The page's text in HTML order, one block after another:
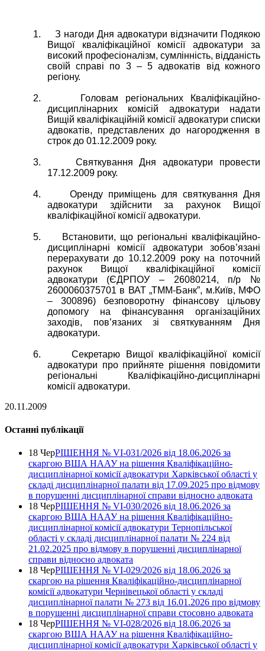
1.
З нагоди Дня адвокатури відзначити Подякою
Вищої кваліфікаційної комісії адвокатури за
високий професіоналізм, сумлінність, відданість
своїй справі по 3 – 5 адвокатів від кожного
регіону.
2.
Головам регіональних Кваліфікаційно-
дисциплінарних комісій адвокатури надати
Вищій кваліфікаційній комісії адвокатури списки
адвокатів, представлених до нагородження в
строк до 01.12.2009 року.
3.
Святкування Дня адвокатури провести
17.12.2009 року.
4.
Оренду приміщень для святкування Дня
адвокатури здійснити за рахунок Вищої
кваліфікаційної комісії адвокатури.
5.
Встановити, що регіональні кваліфікаційно-
дисциплінарні комісії адвокатури зобов’язані
перерахувати до 10.12.2009 року на поточний
рахунок Вищої кваліфікаційної комісії
адвокатури (ЄДРПОУ – 26080214, п/р №
2600060375701 в ВАТ „ТММ-Банк”, м.Київ, МФО
– 300896) безповоротну фінансову цільову
допомогу на фінансування організаційних
заходів, пов’язаних зі святкуванням Дня
адвокатури.
6.
Секретарю Вищої кваліфікаційної комісії
адвокатури про прийняте рішення повідомити
регіональні Кваліфікаційно-дисциплінарні
комісії адвокатури.
20.11.2009
Останні публікації
18 ЧерРІШЕННЯ № VІ-031/2026 від 18.06.2026 за
скаргою ВША НААУ на рішення Кваліфікаційно-
дисциплінарної комісії адвокатури Харківської області у
складі дисциплінарної палати від 17.09.2025 про відмову
в порушенні дисциплінарної справи відносно адвоката
18 ЧерРІШЕННЯ № VІ-030/2026 від 18.06.2026 за
скаргою ВША НААУ на рішення Кваліфікаційно-
дисциплінарної комісії адвокатури Тернопільської
області у складі дисциплінарної палати № 224 від
21.02.2025 про відмову в порушенні дисциплінарної
справи відносно адвоката
18 ЧерРІШЕННЯ № VІ-029/2026 від 18.06.2026 за
скаргою на рішення Кваліфікаційно-дисциплінарної
комісії адвокатури Чернівецької області у складі
дисциплінарної палати № 273 від 16.01.2026 про відмову
в порушенні дисциплінарної справи стосовно адвоката
18 ЧерРІШЕННЯ № VІ-028/2026 від 18.06.2026 за
скаргою ВША НААУ на рішення Кваліфікаційно-
дисциплінарної комісії адвокатури Харківської області у